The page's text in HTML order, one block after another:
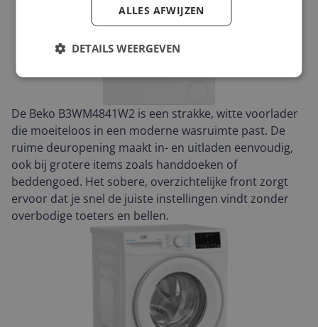
De Beko B3WM4841W2 is een strakke, witte voorlader
die moeiteloos in een moderne wasruimte past. De
ruime deuropening maakt in- en uitladen eenvoudig,
ook bij grotere items zoals handdoeken of
beddengoed. Het sobere, overzichtelijke front zorgt
ervoor dat je snel de juiste instellingen vindt zonder
overbodige toeters en bellen.
ALLES AFWIJZEN
DETAILS WEERGEVEN